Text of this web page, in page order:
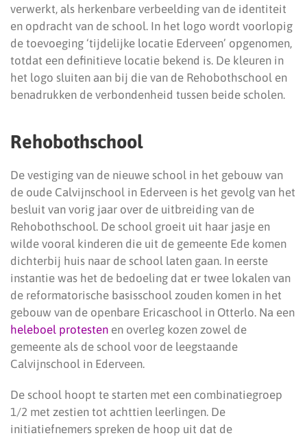
verwerkt, als herkenbare verbeelding van de identiteit
en opdracht van de school. In het logo wordt voorlopig
de toevoeging ‘tijdelijke locatie Ederveen’ opgenomen,
totdat een definitieve locatie bekend is. De kleuren in
het logo sluiten aan bij die van de Rehobothschool en
benadrukken de verbondenheid tussen beide scholen.
Rehobothschool
De vestiging van de nieuwe school in het gebouw van
de oude Calvijnschool in Ederveen is het gevolg van het
besluit van vorig jaar over de uitbreiding van de
Rehobothschool. De school groeit uit haar jasje en
wilde vooral kinderen die uit de gemeente Ede komen
dichterbij huis naar de school laten gaan. In eerste
instantie was het de bedoeling dat er twee lokalen van
de reformatorische basisschool zouden komen in het
gebouw van de openbare Ericaschool in Otterlo. Na een
heleboel protesten en overleg kozen zowel de
gemeente als de school voor de leegstaande
Calvijnschool in Ederveen.
De school hoopt te starten met een combinatiegroep
1/2 met zestien tot achttien leerlingen. De
initiatiefnemers spreken de hoop uit dat de